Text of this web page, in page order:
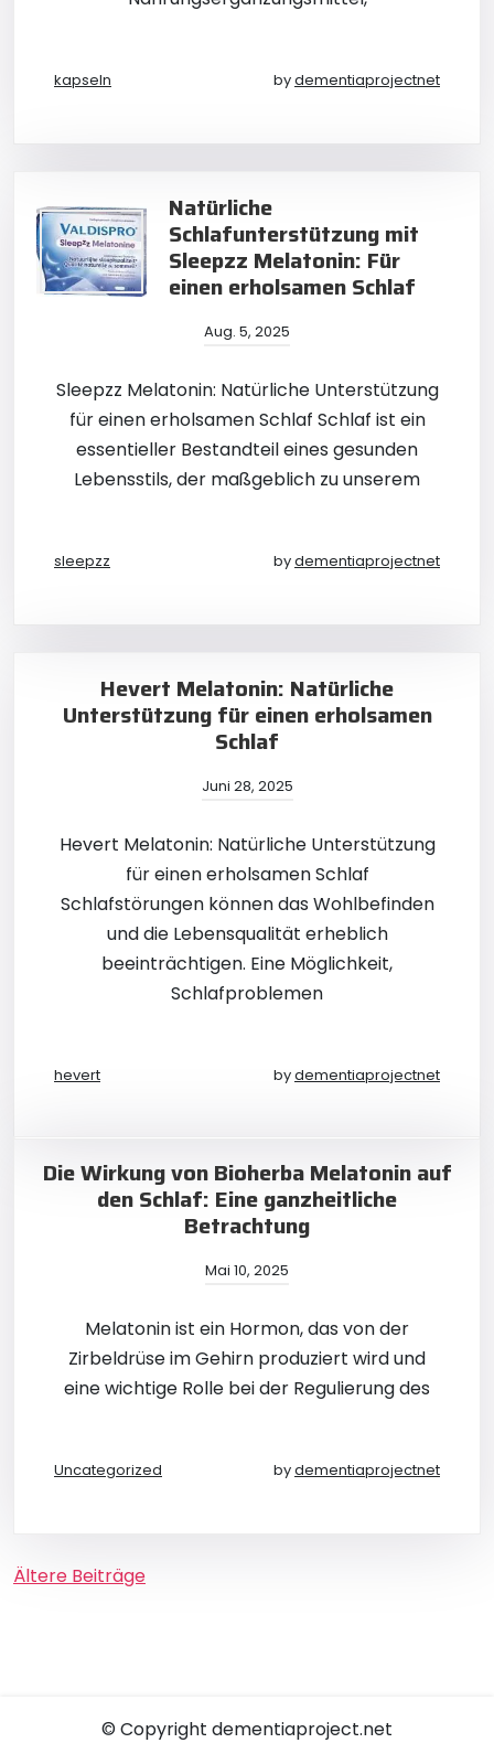
kapseln bydementiaprojectnet
Natürliche
Schlafunterstützung mit
Sleepzz Melatonin: Für
einen erholsamen Schlaf
Aug. 5, 2025
Sleepzz Melatonin: Natürliche Unterstützung
für einen erholsamen Schlaf Schlaf ist ein
essentieller Bestandteil eines gesunden
Lebensstils, der maßgeblich zu unserem
sleepzz bydementiaprojectnet
Hevert Melatonin: Natürliche
Unterstützung für einen erholsamen
Schlaf
Juni 28, 2025
Hevert Melatonin: Natürliche Unterstützung
für einen erholsamen Schlaf
Schlafstörungen können das Wohlbefinden
und die Lebensqualität erheblich
beeinträchtigen. Eine Möglichkeit,
Schlafproblemen
hevert bydementiaprojectnet
Die Wirkung von Bioherba Melatonin auf
den Schlaf: Eine ganzheitliche
Betrachtung
Mai 10, 2025
Melatonin ist ein Hormon, das von der
Zirbeldrüse im Gehirn produziert wird und
eine wichtige Rolle bei der Regulierung des
Uncategorized bydementiaprojectnet
Beitragsnavigation
Ältere Beiträge
© Copyright dementiaproject.net